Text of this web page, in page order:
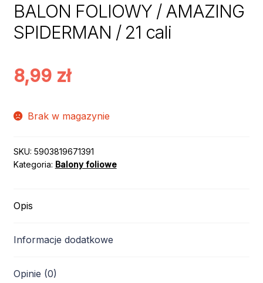
BALON FOLIOWY / AMAZING
SPIDERMAN / 21 cali
8,99 zł
Brak w magazynie
SKU: 5903819671391
Kategoria: Balony foliowe
Opis
Informacje dodatkowe
Opinie (0)